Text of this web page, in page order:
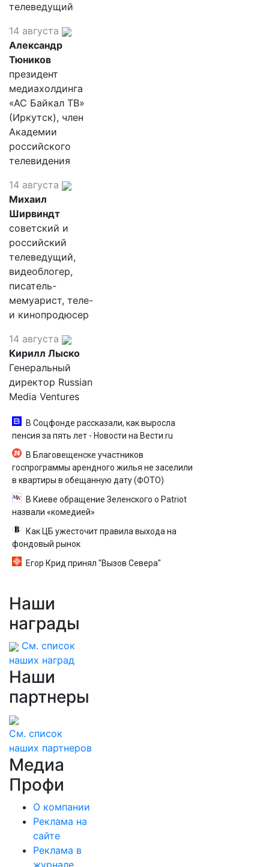
телеведущий
14 августа
Александр
Тюников
президент
медиахолдинга
«АС Байкал ТВ»
(Иркутск), член
Академии
российского
телевидения
14 августа
Михаил
Ширвиндт
советский и
российский
телеведущий,
видеоблогер,
писатель-
мемуарист, теле-
и кинопродюсер
14 августа
Кирилл Лыско
Генеральный
директор Russian
Media Ventures
В Соцфонде рассказали, как выросла
пенсия за пять лет - Новости на Вести.ru
В Благовещенске участников
госпрограммы арендного жилья не заселили
в квартиры в обещанную дату (ФОТО)
В Киеве обращение Зеленского о Patriot
назвали «комедией»
Как ЦБ ужесточит правила выхода на
фондовый рынок
Егор Крид принял "Вызов Севера"
Наши
награды
См. список
наших наград
Наши
партнеры
См. список
наших партнеров
Медиа
Профи
О компании
Реклама на
сайте
Реклама в
журнале